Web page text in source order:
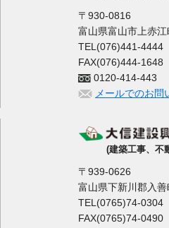
〒930-0816
富山県富山市上赤
TEL(076)441-4444
FAX(076)444-1648
0120-414-443
メールでのお問
(建築工事、不
〒939-0626
富山県下新川郡入
TEL(0765)74-0304
FAX(0765)74-0490